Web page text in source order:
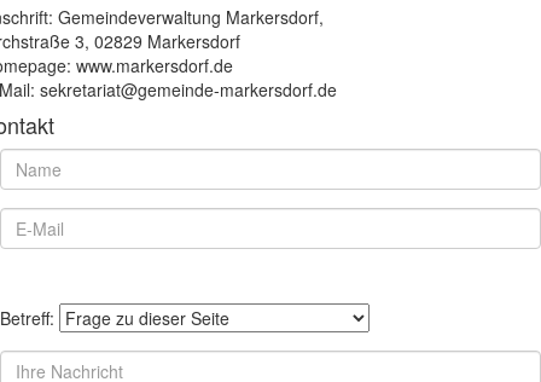
Gemeindeverwaltung Markersdorf,
3, 02829 Markersdorf
www.markersdorf.de
sekretariat@gemeinde-markersdorf.de
Betreff: